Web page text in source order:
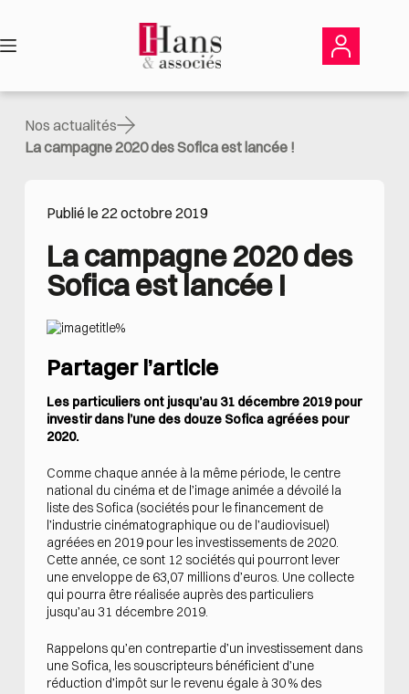
contenu
Nos actualités
La campagne 2020 des Sofica est lancée !
Publié le 22 octobre 2019
La campagne 2020 des
Sofica est lancée !
Partager l’article
Les particuliers ont jusqu’au 31 décembre 2019 pour
investir dans l’une des douze Sofica agréées pour
2020.
Comme chaque année à la même période, le centre
national du cinéma et de l’image animée a dévoilé la
liste des Sofica (sociétés pour le financement de
l’industrie cinématographique ou de l’audiovisuel)
agréées en 2019 pour les investissements de 2020.
Cette année, ce sont 12 sociétés qui pourront lever
une enveloppe de 63,07 millions d’euros. Une collecte
qui pourra être réalisée auprès des particuliers
jusqu’au 31 décembre 2019.
Rappelons qu’en contrepartie d’un investissement dans
une Sofica, les souscripteurs bénéficient d’une
réduction d’impôt sur le revenu égale à 30 % des